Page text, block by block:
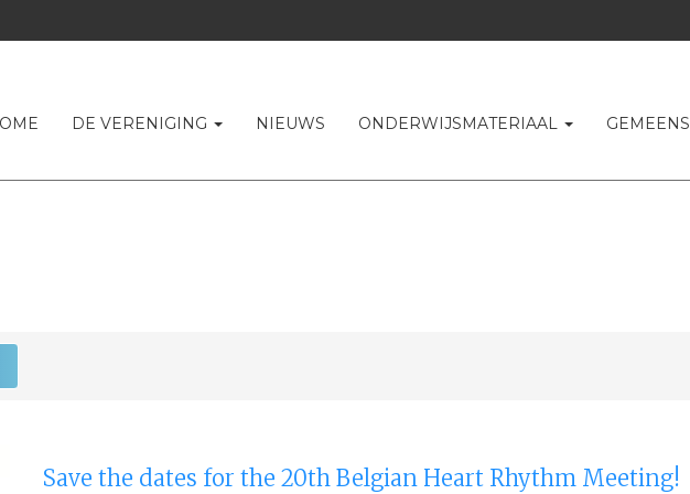
DE VERENIGING NIEUWS ONDERWIJSMATERIAAL
Save the dates for the 20th Belgian Heart Rhythm Meeting!